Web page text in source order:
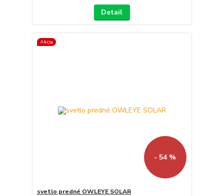
Detail
Akcia
- 54 %
svetlo predné OWLEYE SOLAR